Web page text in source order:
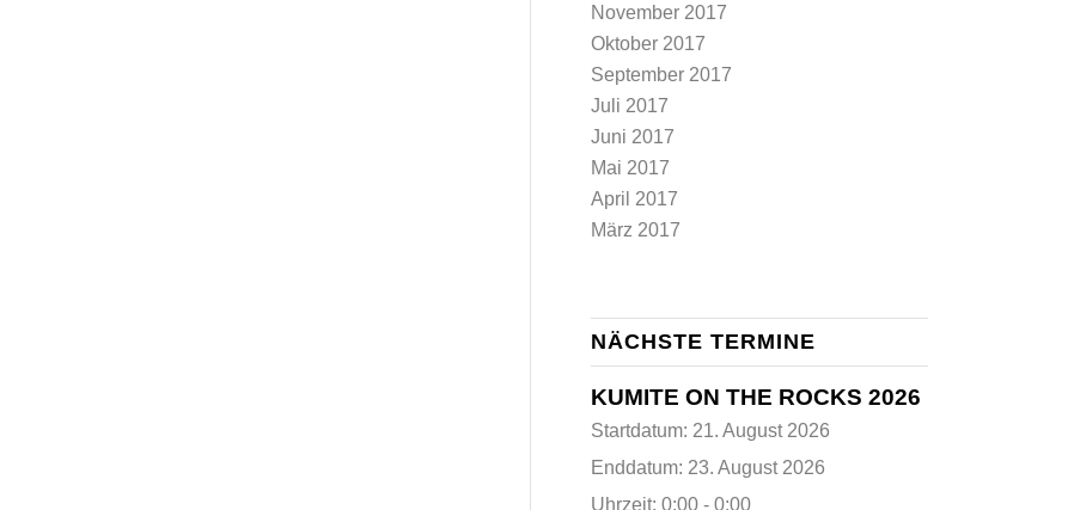
November 2017
Oktober 2017
September 2017
Juli 2017
Juni 2017
Mai 2017
April 2017
März 2017
NÄCHSTE TERMINE
KUMITE ON THE ROCKS 2026
Startdatum: 21. August 2026
Enddatum: 23. August 2026
Uhrzeit: 0:00 - 0:00